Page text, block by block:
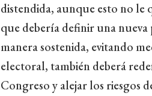
distendida, aunque esto no le
que debería definir una
manera sostenida, evitando
electoral, también deberá
Congreso y alejar los riesgos